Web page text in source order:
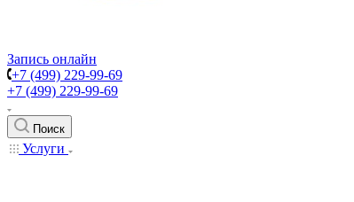
Запись онлайн
+7 (499) 229-99-69
+7 (499) 229-99-69
Поиск
Услуги